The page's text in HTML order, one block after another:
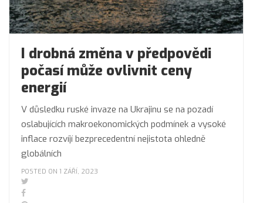
I drobná změna v předpovědi
počasí může ovlivnit ceny
energií
V důsledku ruské invaze na Ukrajinu se na pozadí
oslabujících makroekonomických podmínek a vysoké
inflace rozvíjí bezprecedentní nejistota ohledně
globálních
POSTED ON 1 ZÁŘÍ, 2023